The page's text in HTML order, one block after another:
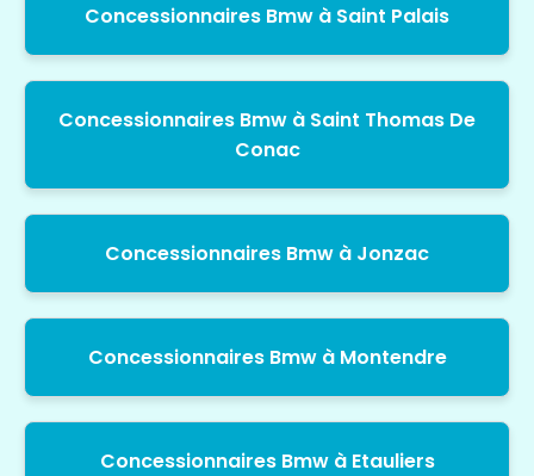
Concessionnaires Bmw à Saint Palais
Concessionnaires Bmw à Saint Thomas De
Conac
Concessionnaires Bmw à Jonzac
Concessionnaires Bmw à Montendre
Concessionnaires Bmw à Etauliers